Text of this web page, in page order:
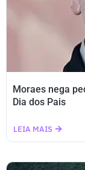
Moraes nega
Dia dos Pais
LEIA MAIS